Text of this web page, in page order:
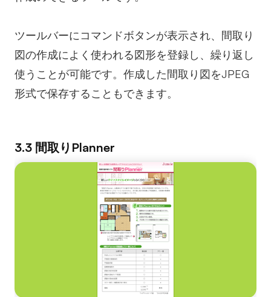
ツールバーにコマンドボタンが表示され、間取り
図の作成によく使われる図形を登録し、繰り返し
使うことが可能です。作成した間取り図をJPEG
形式で保存することもできます。
3.3 間取りPlanner